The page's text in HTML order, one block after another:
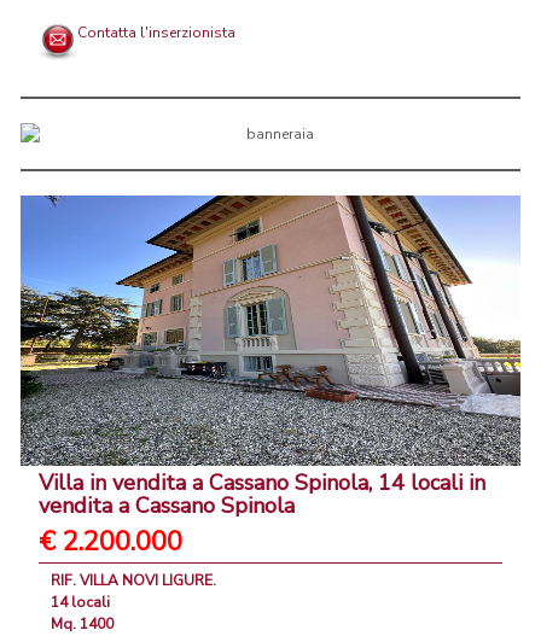
Contatta l'inserzionista
Villa in vendita a Cassano Spinola, 14 locali in
vendita a Cassano Spinola
€ 2.200.000
RIF. VILLA NOVI LIGURE.
14 locali
Mq. 1400